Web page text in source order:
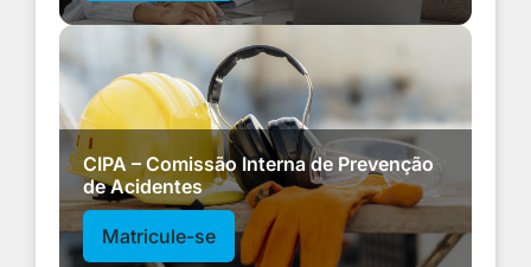
CIPA – Comissão Interna de Prevenção
de Acidentes
Matricule-se